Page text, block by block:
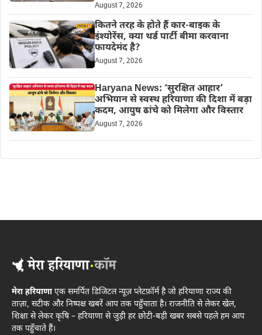
August 7, 2026
कितने तरह के होते हैं कार-बाइक के
इंश्योरेंस, क्या थर्ड पार्टी बीमा करवाना
फायदेमंद है?
August 7, 2026
Haryana News: ‘सुरक्षित आहार’
अभियान से स्वस्थ हरियाणा की दिशा में बड़ा
कदम, आयुष ढांचे को मिलेगा और विस्तार
August 7, 2026
मेरा हरियाणाएक समर्पित डिजिटल न्यूज़ प्लेटफ़ॉर्म है जो हरियाणा राज्य की
ताज़ा, सटीक और निष्पक्ष खबरें आप तक पहुँचाता है। राजनीति से लेकर खेल,
शिक्षा से लेकर कृषि – हरियाणा से जुड़ी हर छोटी-बड़ी खबर सबसे पहले हम आप
तक पहुँचाते हैं।